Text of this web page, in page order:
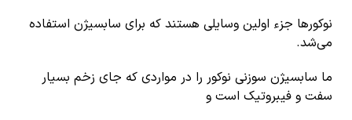
نوکورها جزء اولین وسایلی هستند که برای سابسیژن استفاده
می‌شد.
ما سابسیژن سوزنی نوکور را در مواردی که جای زخم بسیار
سفت و فیبروتیک است و